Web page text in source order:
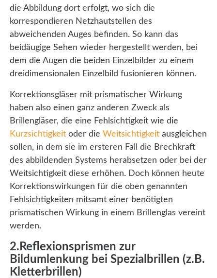
die Abbildung dort erfolgt, wo sich die
korrespondieren Netzhautstellen des
abweichenden Auges befinden. So kann das
beidäugige Sehen wieder hergestellt werden, bei
dem die Augen die beiden Einzelbilder zu einem
dreidimensionalen Einzelbild fusionieren können.
Korrektionsgläser mit prismatischer Wirkung
haben also einen ganz anderen Zweck als
Brillengläser, die eine Fehlsichtigkeit wie die
Kurzsichtigkeit oder die Weitsichtigkeit ausgleichen
sollen, in dem sie im ersteren Fall die Brechkraft
des abbildenden Systems herabsetzen oder bei der
Weitsichtigkeit diese erhöhen. Doch können heute
Korrektionswirkungen für die oben genannten
Fehlsichtigkeiten mitsamt einer benötigten
prismatischen Wirkung in einem Brillenglas vereint
werden.
2.Reflexionsprismen zur
Bildumlenkung bei Spezialbrillen (z.B.
Kletterbrillen)